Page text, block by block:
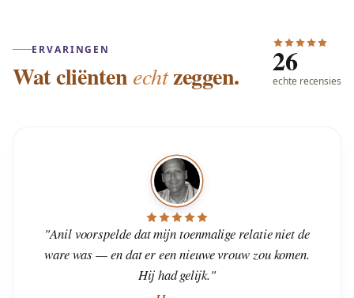
ERVARINGEN
Wat cliënten echtzeggen. 26
echte recensies
"Anil voorspelde dat mijn toenmalige relatie niet de
ware was — en dat er een nieuwe vrouw zou komen.
Hij had gelijk."